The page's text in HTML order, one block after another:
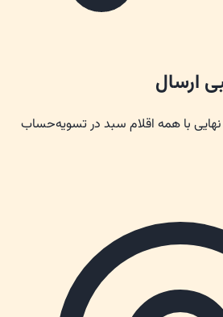
ارسال
با همه اقلام سبد در تسویه‌حساب